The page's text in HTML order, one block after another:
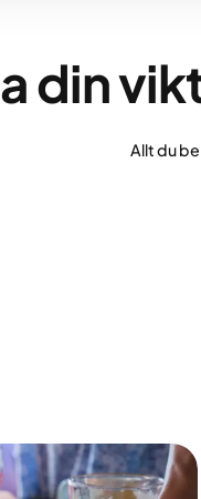
din
Allt du